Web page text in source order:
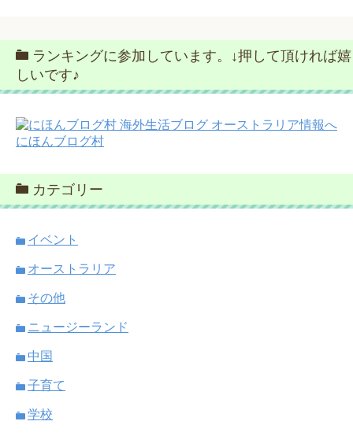
ランキングに参加しています。↓押して頂ければ嬉
しいです♪
にほんブログ村
カテゴリー
イベント
オーストラリア
その他
ニュージーランド
中国
子育て
学校